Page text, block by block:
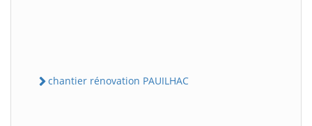
chantier rénovation PAUILHAC